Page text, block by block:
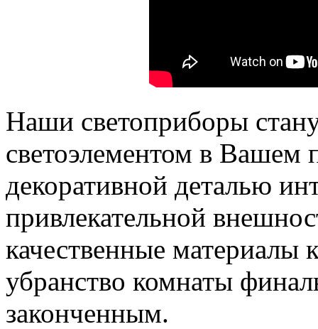
Наши светоприборы
светоэлементом в
декоративной деталью
привлекательной
качественные материалы
убранство комнаты
законченным.